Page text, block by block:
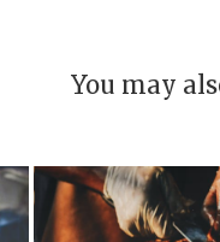
You may